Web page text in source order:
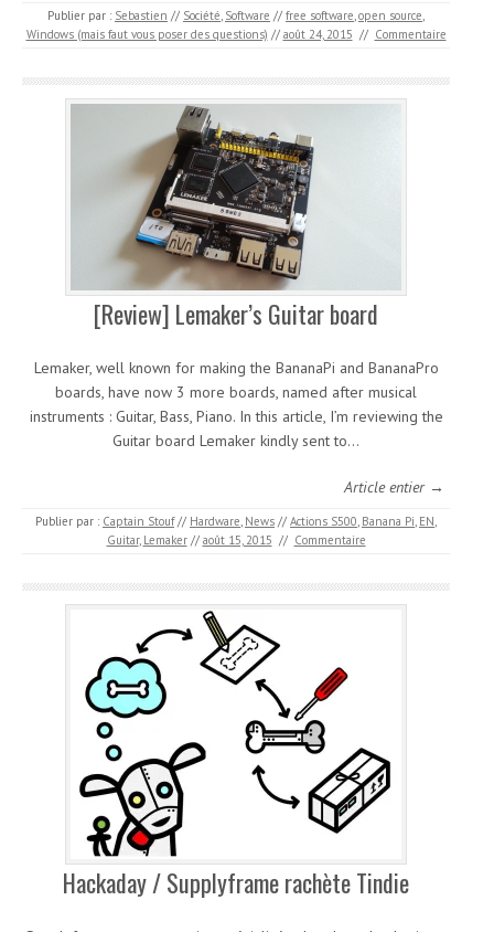
Publier par : Sebastien // Société, Software // free software,open source,
Windows (mais faut vous poser des questions) // août 24, 2015 // Commentaire
[Review] Lemaker’s Guitar board
Lemaker, well known for making the BananaPi and BananaPro
boards, have now 3 more boards, named after musical
instruments : Guitar, Bass, Piano. In this article, I’m reviewing the
Guitar board Lemaker kindly sent to…
Article entier →
Publier par : Captain Stouf // Hardware, News // Actions S500, Banana Pi, EN,
Guitar, Lemaker // août 15, 2015 // Commentaire
Hackaday / Supplyframe rachète Tindie